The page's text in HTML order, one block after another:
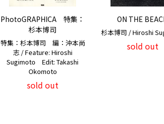
PhotoGRAPHICA 特集：
杉本博司
特集：杉本博司 編：沖本尚
志 / Feature: Hiroshi
Sugimoto Edit: Takashi
Okomoto
sold out
ON THE
杉本博司 / Hiroshi
sold out